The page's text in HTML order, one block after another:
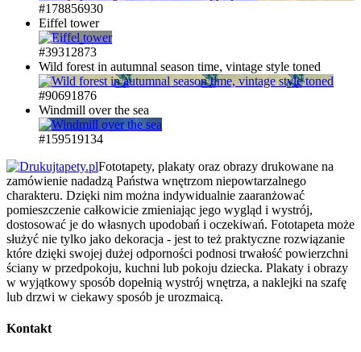
#178856930
Eiffel tower
#39312873
Wild forest in autumnal season time, vintage style toned
#90691876
Windmill over the sea
#159519134
Fototapety, plakaty oraz obrazy drukowane na
zamówienie nadadzą Państwa wnętrzom niepowtarzalnego
charakteru. Dzięki nim można indywidualnie zaaranżować
pomieszczenie całkowicie zmieniając jego wygląd i wystrój,
dostosować je do własnych upodobań i oczekiwań. Fototapeta może
służyć nie tylko jako dekoracja - jest to też praktyczne rozwiązanie
które dzięki swojej dużej odporności podnosi trwałość powierzchni
ściany w przedpokoju, kuchni lub pokoju dziecka. Plakaty i obrazy
w wyjątkowy sposób dopełnią wystrój wnętrza, a naklejki na szafę
lub drzwi w ciekawy sposób je urozmaicą.
Kontakt